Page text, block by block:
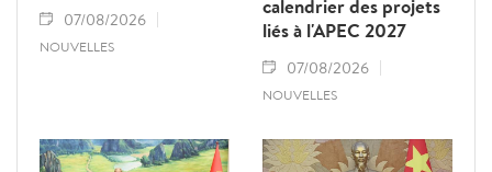
07/08/2026
NOUVELLES
calendrier des projets
liés à l'APEC 2027
07/08/2026
NOUVELLES